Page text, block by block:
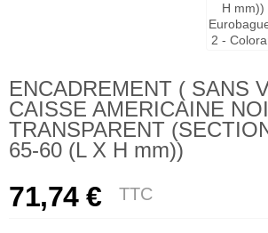
ENCADREMENT ( SANS
CAISSE AMERICAINE
TRANSPARENT
65-60 (L X H mm))
71,74 € TTC